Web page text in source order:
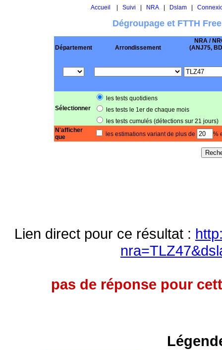
Accueil Suivi NRA| Dslam|
Dégroupage et FTTH
Département Arrondissement
NRA /
(ANJ75,
Sélectionner
les tests quotidiens
les tests le 1er de chaque mois
les tests cumulés (détections sur 21 jours)
N'afficher
que
les estimations variant de plus de %
Lien direct pour ce résultat :
pas de réponse pour